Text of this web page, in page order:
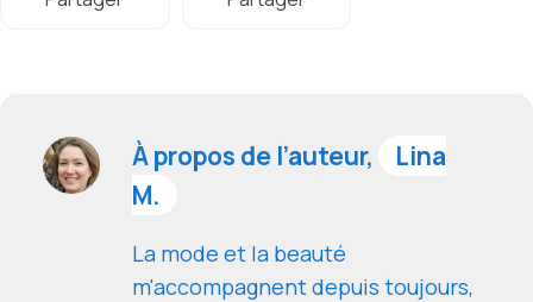
À propos de l’auteur,
Lina
M.
La mode et la beauté
m'accompagnent depuis toujours,